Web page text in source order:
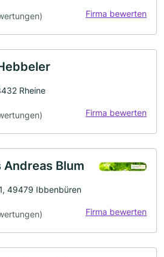
Firma bewerten
Rheine
Firma bewerten
Blum
49479 Ibbenbüren
Firma bewerten